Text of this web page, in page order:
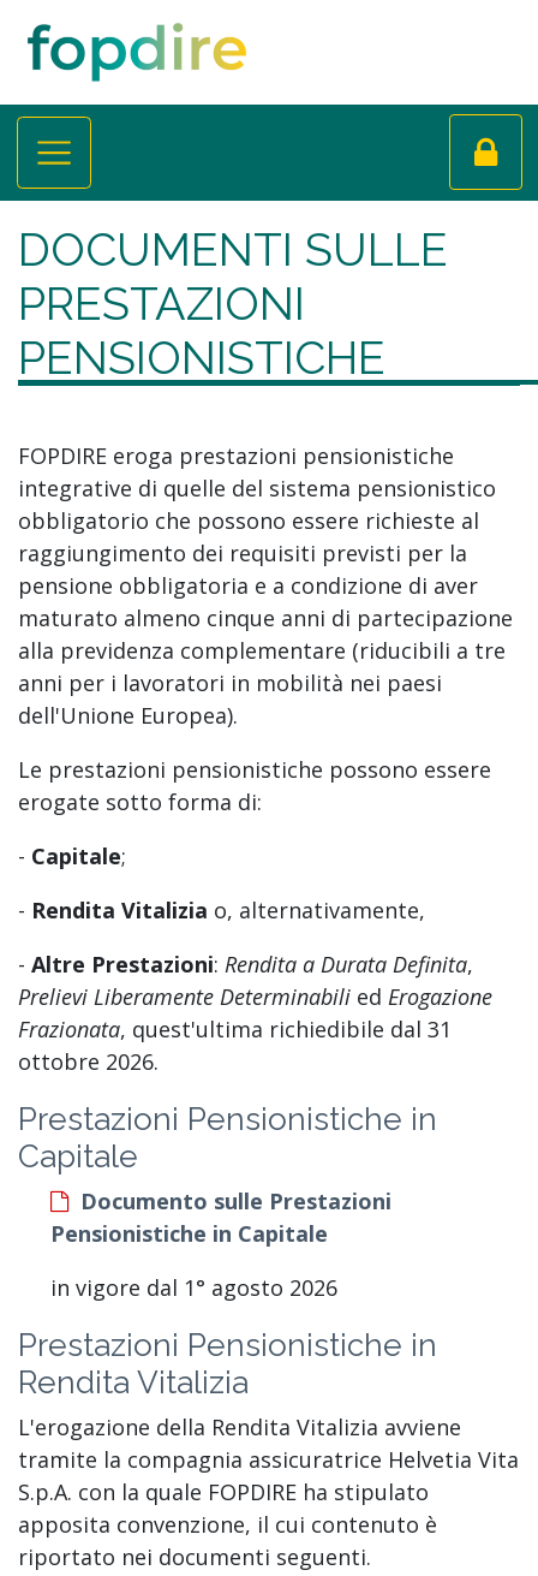
DOCUMENTI SULLE
PRESTAZIONI
PENSIONISTICHE
FOPDIRE eroga prestazioni pensionistiche
integrative di quelle del sistema pensionistico
obbligatorio che possono essere richieste al
raggiungimento dei requisiti previsti per la
pensione obbligatoria e a condizione di aver
maturato almeno cinque anni di partecipazione
alla previdenza complementare (riducibili a tre
anni per i lavoratori in mobilità nei paesi
dell'Unione Europea).
Le prestazioni pensionistiche possono essere
erogate sotto forma di:
- Capitale;
- Rendita Vitalizia o, alternativamente,
- Altre Prestazioni: Rendita a Durata Definita,
Prelievi Liberamente Determinabili ed Erogazione
Frazionata, quest'ultima richiedibile dal 31
ottobre 2026.
Prestazioni Pensionistiche in
Capitale
Documento sulle Prestazioni
Pensionistiche in Capitale
in vigore dal 1° agosto 2026
Prestazioni Pensionistiche in
Rendita Vitalizia
L'erogazione della Rendita Vitalizia avviene
tramite la compagnia assicuratrice Helvetia Vita
S.p.A. con la quale FOPDIRE ha stipulato
apposita convenzione, il cui contenuto è
riportato nei documenti seguenti.